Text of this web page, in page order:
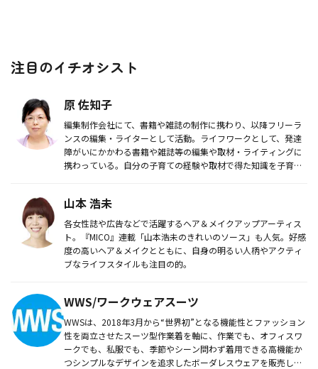
注目のイチオシスト
原 佐知子
編集制作会社にて、書籍や雑誌の制作に携わり、以降フリーラ
ンスの編集・ライターとして活動。ライフワークとして、発達
障がいにかかわる書籍や雑誌等の編集や取材・ライティングに
携わっている。自分の子育ての経験や取材で得た知識を子育て
山本 浩未
各女性誌や広告などで活躍するヘア＆メイクアップアーティス
ト。『MICO』連載「山本浩未のきれいのソース」も人気。好感
度の高いヘア＆メイクとともに、自身の明るい人柄やアクティ
ブなライフスタイルも注目の的。
WWS/ワークウェアスーツ
WWSは、2018年3月から“世界初”となる機能性とファッション
性を両立させたスーツ型作業着を軸に、作業でも、オフィスワ
ークでも、私服でも、季節やシーン問わず着用できる高機能か
つシンプルなデザインを追求したボーダレスウェアを販売して